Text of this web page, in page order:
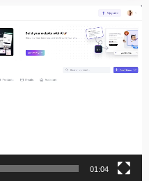
01:04